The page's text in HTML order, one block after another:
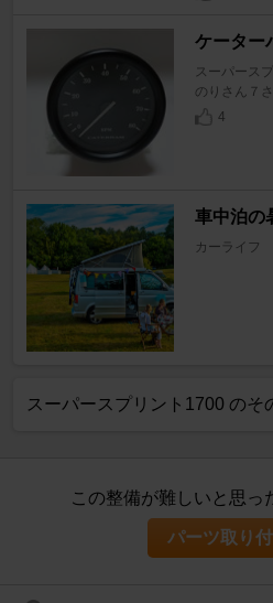
ケーター
スーパース
のりさん７さ
4
車中泊の
カーライフ
スーパースプリント1700 のそ
この整備が難しいと思っ
パーツ取り